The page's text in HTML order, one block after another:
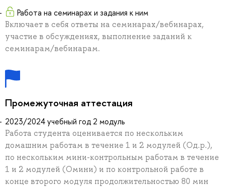
Работа на семинарах и задания к ним
Включает в себя ответы на семинарах/вебинарах,
участие в обсуждениях, выполнение заданий к
семинарам/вебинарам.
Промежуточная аттестация
2023/2024 учебный год 2 модуль
Работа студента оценивается по нескольким
домашним работам в течение 1 и 2 модулей (Од.р.),
по нескольким мини-контрольным работам в течение
1 и 2 модулей (Омини) и по контрольной работе в
конце второго модуля продолжительностью 80 мин